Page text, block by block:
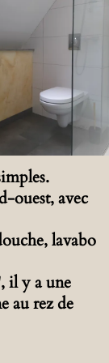
ouest, avec
lavabo
il y a une
au rez de